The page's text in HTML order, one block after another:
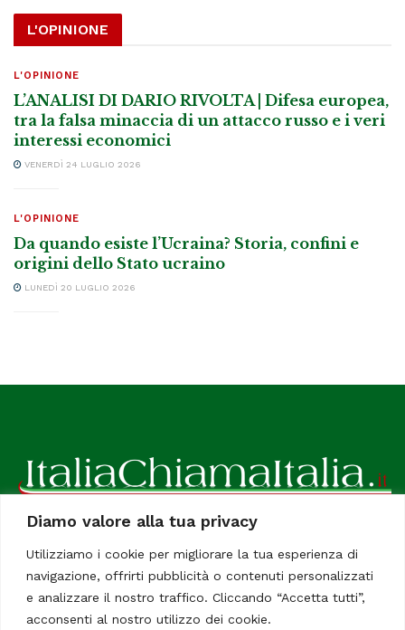
Diamo valore alla tua privacy
Utilizziamo i cookie per migliorare la tua esperienza di
navigazione, offrirti pubblicità o contenuti personalizzati
e analizzare il nostro traffico. Cliccando “Accetta tutti”,
acconsenti al nostro utilizzo dei cookie.
L'OPINIONE
L'OPINIONE
L’ANALISI DI DARIO RIVOLTA | Difesa europea,
tra la falsa minaccia di un attacco russo e i veri
interessi economici
VENERDÌ 24 LUGLIO 2026
L'OPINIONE
Da quando esiste l’Ucraina? Storia, confini e
origini dello Stato ucraino
LUNEDÌ 20 LUGLIO 2026
ItaliaChiamaItalia, il TUO quotidiano online preferito.
Dedicato in particolare a tutti gli italiani residenti all'estero.
Tutti i diritti sono riservati. Quotidiano online indipendente